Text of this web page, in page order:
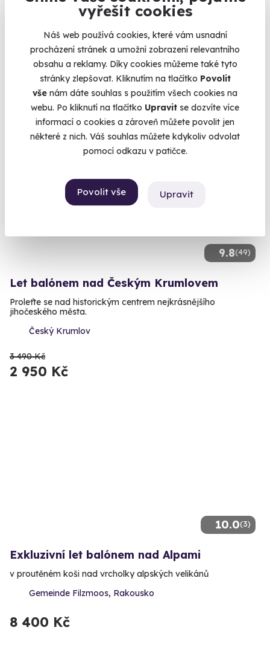
vyřešit cookies
Náš web používá cookies, které vám usnadní
procházení stránek a umožní zobrazení relevantního
obsahu a reklamy. Díky cookies můžeme také tyto
stránky zlepšovat. Kliknutím na tlačítko Povolit
vše nám dáte souhlas s použitím všech cookies na
webu. Po kliknutí na tlačítko Upravit se dozvíte více
informací o cookies a zároveň můžete povolit jen
některé z nich. Váš souhlas můžete kdykoliv odvolat
pomocí odkazu v patičce.
Povolit vše Upravit
Svatba v balónu
Řekněte si své ANO několik set metrů nad zemí.
Celá ČR
28 980 Kč
9.8(49)
Let balónem nad Českým Krumlovem
Proleťte se nad historickým centrem nejkrásnějšího
jihočeského města.
Český Krumlov
3 490 Kč
2 950 Kč
10.0(3)
Exkluzivní let balónem nad Alpami
v proutěném koši nad vrcholky alpských velikánů
Gemeinde Filzmoos, Rakousko
8 400 Kč